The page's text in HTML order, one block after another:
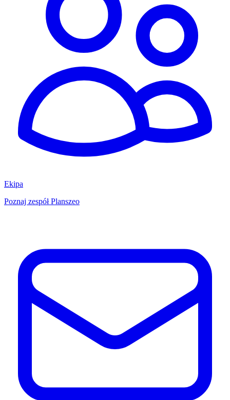
Ekipa
Poznaj zespół Planszeo